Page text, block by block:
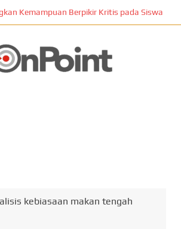
Kemampuan Berpikir Kritis pada Siswa
kebiasaan makan tengah